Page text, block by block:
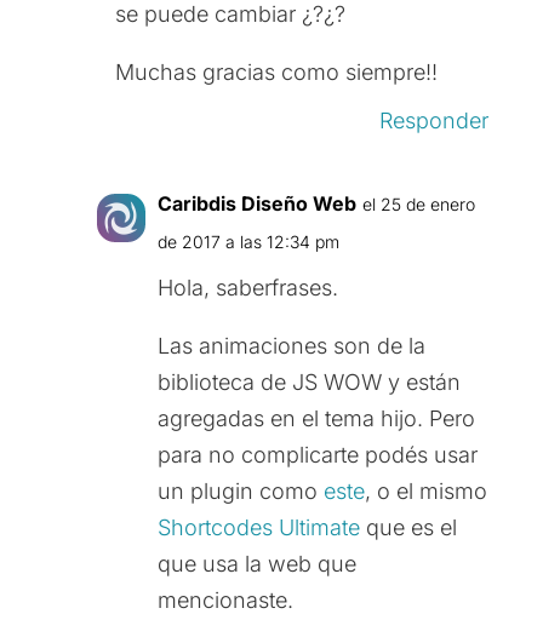
se puede cambiar ¿?¿?
Muchas gracias como siempre!!
Responder
Caribdis Diseño Web el 25 de enero
de 2017 a las 12:34 pm
Hola, saberfrases.
Las animaciones son de la
biblioteca de JS WOW y están
agregadas en el tema hijo. Pero
para no complicarte podés usar
un plugin como este, o el mismo
Shortcodes Ultimateque es el
que usa la web que
mencionaste.